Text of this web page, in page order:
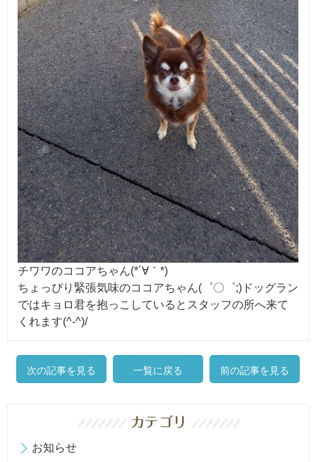
チワワのココアちゃん(*´∀｀*)
ちょっぴり緊張気味のココアちゃん(゜〇゜;)ドッグラン
ではキョロ君を抱っこしているとスタッフの所へ来て
くれます(^-^)/
次の記事を見る 一覧に戻る 前の記事を見る
お知らせ